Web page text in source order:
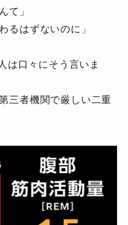
て」
るはずないのに」
は口々にそう言いま
三者機関で厳しい二重